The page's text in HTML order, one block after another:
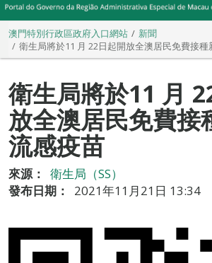
澳門特別行政區政府入口網站
新聞
衛生局將於11 月 22日起開放全澳居民免費接
衛生局將於11 月
放全澳居民免費接
流感疫苗
來源：
衛生局（SS）
發布日期：
2021年11月21日 13:34